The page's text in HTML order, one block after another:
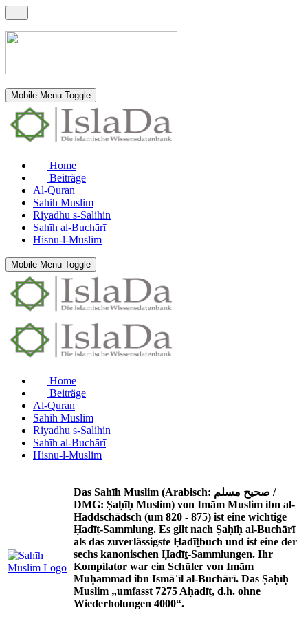
Mobile Menu Toggle
Home
Beiträge
Al-Quran
Sahih Muslim
Riyadhu s-Salihin
Sahīh al-Buchārī
Hisnu-l-Muslim
Mobile Menu Toggle
Home
Beiträge
Al-Quran
Sahih Muslim
Riyadhu s-Salihin
Sahīh al-Buchārī
Hisnu-l-Muslim
Das Sahīh Muslim (Arabisch: صحيح مسلم /
DMG: Ṣaḥīḥ Muslim) von Imām Muslim ibn al-
Haddschādsch (um 820 - 875) ist eine wichtige
Ḥadīṯ-Sammlung. Es gilt nach Ṣaḥīḥ al-Buchārī
als das zuverlässigste Ḥadīṯbuch und ist eine der
sechs kanonischen Ḥadīṯ-Sammlungen. Ihr
Kompilator war ein Schüler von Imām
Muḥammad ibn Ismāʿīl al-Buchārī. Das Ṣaḥīḥ
Muslim „umfasst 7275 Aḥadīṯ, d.h. ohne
Wiederholungen 4000“.